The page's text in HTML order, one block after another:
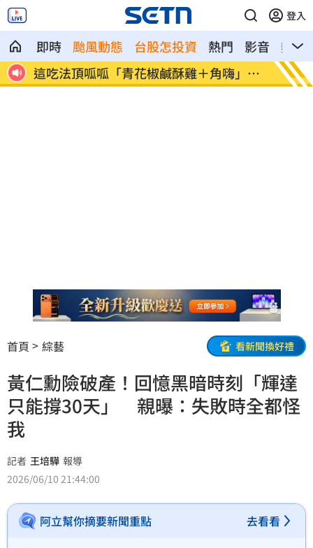
登入
即時 颱風動態 台股怎投資 熱門 影音
熱搜
鎮
這吃法頂呱呱「青花椒鹹酥雞＋角嗨」開
賣
韓股
首頁 綜藝 看新聞換好禮
黃仁勳險破產！回憶黑暗時刻「輝達
只能撐30天」 親曝：失敗時全都怪
我
記者 王培驊 報導
2026/06/10 21:44:00
阿立幫你摘要新聞重點 去看看